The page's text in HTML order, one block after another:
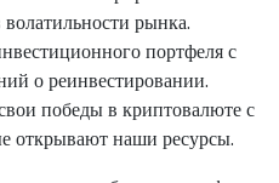
рынка.
портфеля с
о реинвестировании.
победы в криптовалюте с
наши ресурсы.